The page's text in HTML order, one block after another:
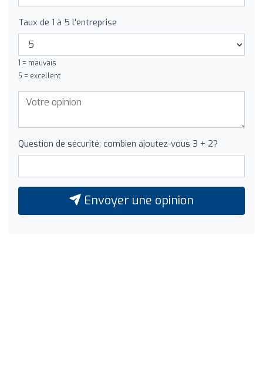
Taux de 1 à 5 l'entreprise
1 = mauvais
5 = excellent
Question de sécurité: combien ajoutez-vous 3 + 2?
Envoyer une opinion